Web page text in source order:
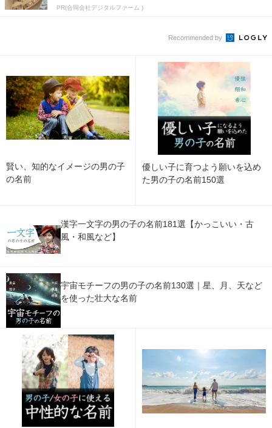
PR(合同会社デジタルファーム )
Recommended by
賢い、知的なイメージの男の子
の名前
優しい子に育つよう願いを込め
た男の子の名前150選
漢字一文字の男の子の名前181選【かっこいい・古
風・和風など】
宇宙モチーフの男の子の名前130選｜星、月、天など
を使った壮大な名前